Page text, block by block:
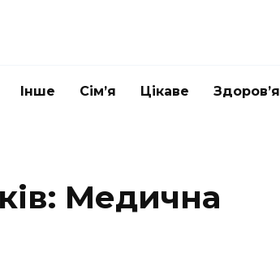
Інше Сім’я Цікаве Здоров’я
Медична